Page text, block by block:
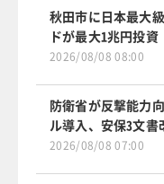
秋田市に日本最大
ドが最大1兆円投資
2026/08/08 08:00
防衛省が反撃能力
ル導入、安保3文書
2026/08/08 07:00